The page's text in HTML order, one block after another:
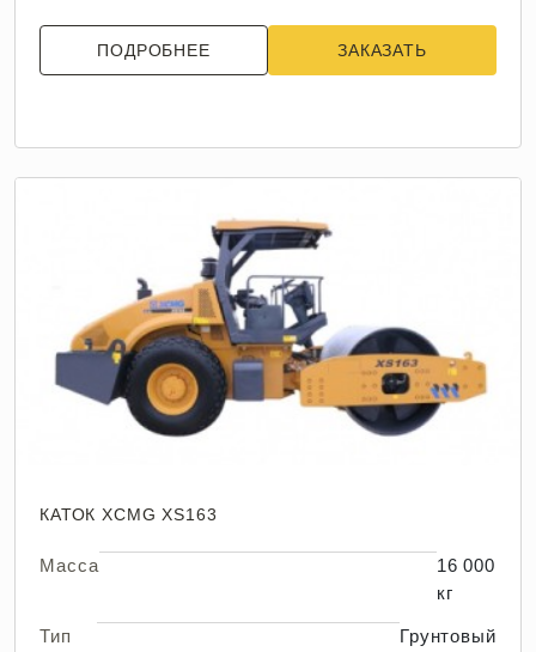
ПОДРОБНЕЕ ЗАКАЗАТЬ
КАТОК XCMG XS163
Масса
16 000
кг
Тип
Грунтовый